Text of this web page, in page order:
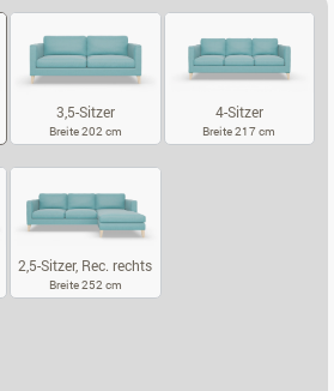
3,5-Sitzer
Breite 202 cm
4-Sitzer
Breite 217 cm
2,5-Sitzer, Rec. rechts
Breite 252 cm